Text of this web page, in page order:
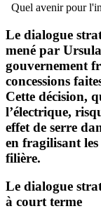
Quel avenir pour
Le dialogue
mené par
gouvernement
concessions
Cette décision,
l’électrique,
effet de serre
en fragilisant
filière.
Le dialogue
à court terme